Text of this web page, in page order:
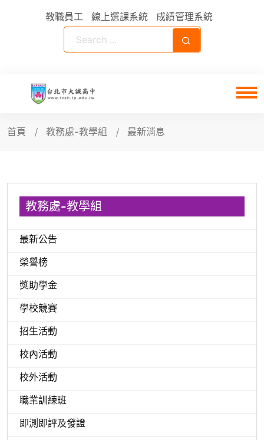
教職員工 線上選課系統 成績管理系統
首頁 教務處-教學組 最新消息
教務處-教學組
最新公告
榮譽榜
獎助學金
學校競賽
招生活動
校內活動
校外活動
職業訓練班
即測即評及發證